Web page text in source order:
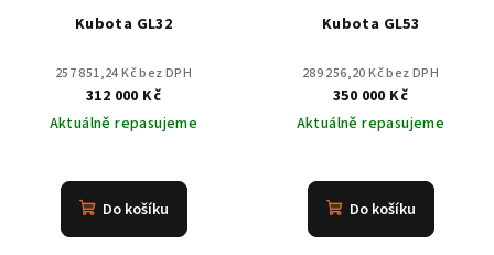
Kubota GL32
257 851,24 Kč bez DPH
312 000 Kč
Aktuálně repasujeme
Do košíku
Kubota GL53
289 256,20 Kč bez DPH
350 000 Kč
Aktuálně repasujeme
Do košíku